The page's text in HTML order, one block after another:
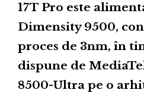
17T Pro este
Dimensity 9500,
proces de 3nm, în
dispune de
8500-Ultra pe o